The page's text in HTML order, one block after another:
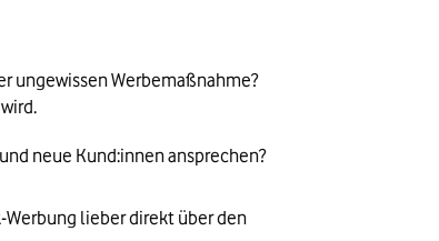
ungewissen Werbemaßnahme?
neue Kund:innen ansprechen?
lieber direkt über den